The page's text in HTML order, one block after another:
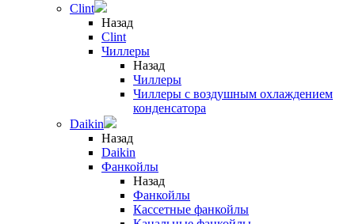
Clint
Назад
Clint
Чиллеры
Назад
Чиллеры
Чиллеры с воздушным охлаждением
конденсатора
Daikin
Назад
Daikin
Фанкойлы
Назад
Фанкойлы
Кассетные фанкойлы